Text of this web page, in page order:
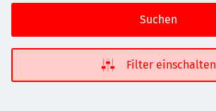
Suchen
Filter einschalten